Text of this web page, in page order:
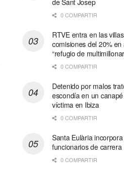
0 COMPARTIR
RTVE entra en las
comisiones del 20%
“refugio de
0 COMPARTIR
Detenido por malos
escondía en un
víctima en Ibiza
0 COMPARTIR
Santa Eulària
funcionarios de carrera
0 COMPARTIR